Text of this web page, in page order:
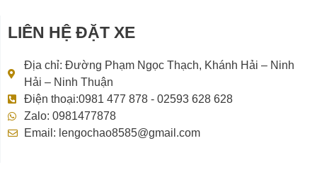
LIÊN HỆ ĐẶT XE
Địa chỉ: Đường Phạm Ngọc Thạch, Khánh Hải – Ninh
Hải – Ninh Thuận
Điện thoại:0981 477 878 - 02593 628 628
Zalo: 0981477878
Email: lengochao8585@gmail.com